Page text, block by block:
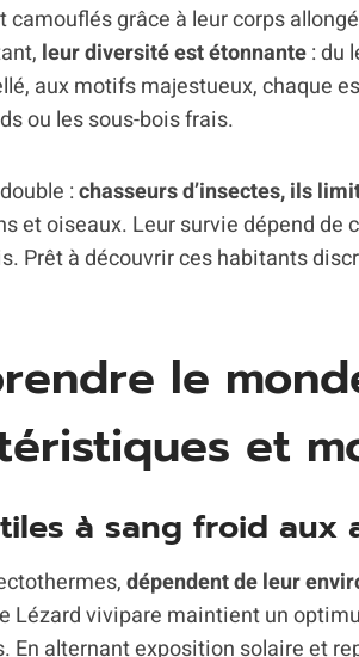
camouflés grâce à leur corps
leur diversité est étonnante: du
aux motifs majestueux, chaque
ou les sous-bois frais.
:chasseurs d’insectes, ils
et oiseaux. Leur survie dépend
Prêt à découvrir ces habitants
le
et
à sang froid aux
dépendent de leur
Lézard vivipare maintient un
En alternant exposition solaire et